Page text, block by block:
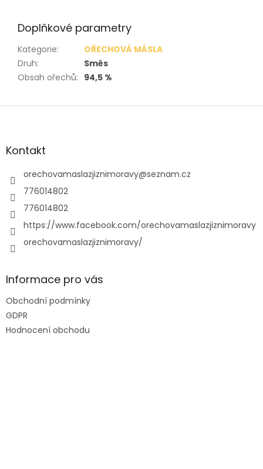
Doplňkové parametry
Kategorie:
OŘECHOVÁ MÁSLA
Druh:
Směs
Obsah ořechů: 94,5 %
Z
aKontakt
orechovamaslazjiznimoravy@seznam.cz
776014802
776014802
https://www.facebook.com/orechovamaslazjiznimoravy
orechovamaslazjiznimoravy/
Informace pro vás
Obchodní podmínky
GDPR
Hodnocení obchodu